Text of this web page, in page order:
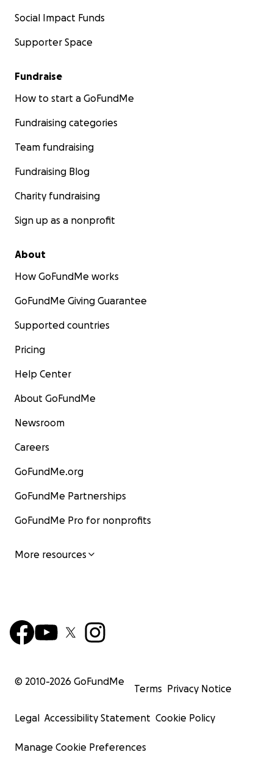
Social Impact Funds
Supporter Space
Fundraise
How to start a GoFundMe
Fundraising categories
Team fundraising
Fundraising Blog
Charity fundraising
Sign up as a nonprofit
About
How GoFundMe works
GoFundMe Giving Guarantee
Supported countries
Pricing
Help Center
About GoFundMe
Newsroom
Careers
GoFundMe.org
GoFundMe Partnerships
GoFundMe Pro for nonprofits
More resources
© 2010-2026 GoFundMe
Terms Privacy Notice
Legal Accessibility Statement Cookie Policy
Manage Cookie Preferences